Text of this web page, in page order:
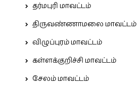
தர்மபுரி மாவட்டம்
திருவண்ணாமலை மாவட்டம்
விழுப்புரம் மாவட்டம்
கள்ளக்குறிச்சி மாவட்டம்
சேலம் மாவட்டம்